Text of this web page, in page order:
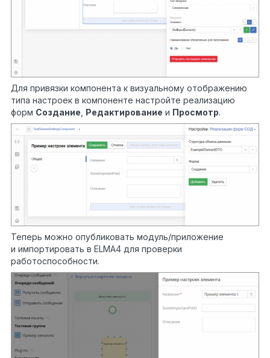
Для привязки компонента к визуальному отображению
типа настроек в компоненте настройте реализацию
форм Создание Редактирование и Просмотр.
Теперь можно опубликовать модуль/приложение
и импортировать в ELMA4 для проверки
работоспособности.